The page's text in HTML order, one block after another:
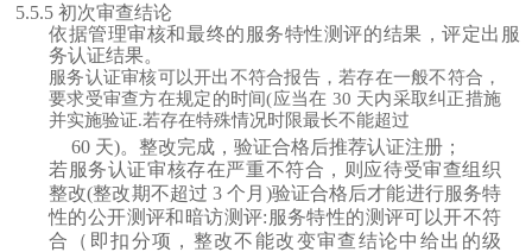
5.5.5 初次审查结论
依据管理审核和最终的服务特性测评的结果，评定出服
务认证结果。
服务认证审核可以开出不符合报告，若存在一般不符合，
要求受审查方在规定的时间(应当在 30 天内采取纠正措施
并实施验证.若存在特殊情况时限最长不能超过
60 天)。整改完成，验证合格后推荐认证注册；
若服务认证审核存在严重不符合，则应待受审查组织
整改(整改期不超过 3 个月)验证合格后才能进行服务特
性的公开测评和暗访测评:服务特性的测评可以开不符
合（即扣分项，整改不能改变审查结论中给出的级